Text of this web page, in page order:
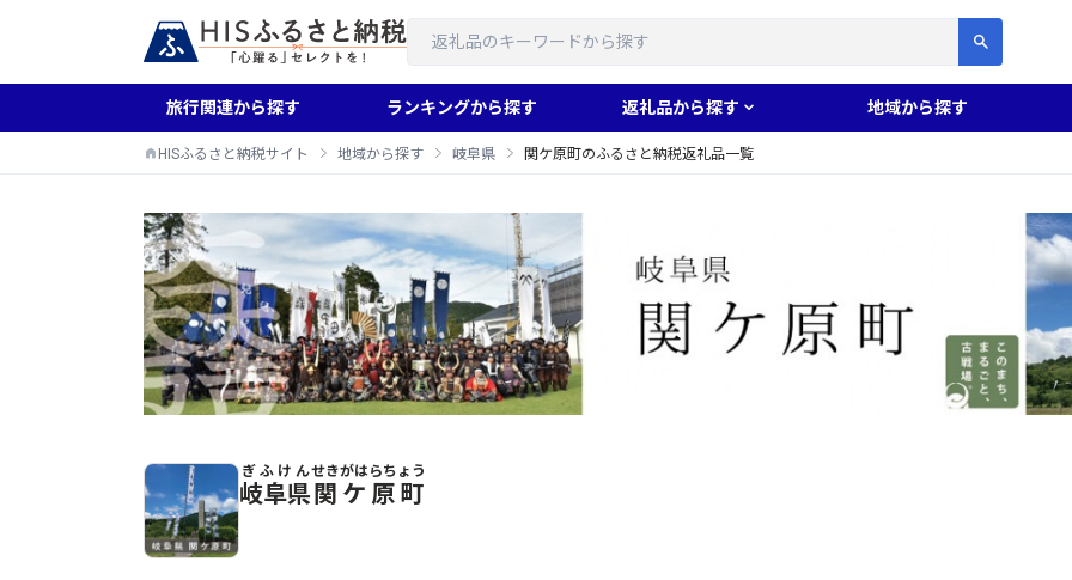
旅行関連から探す ランキングから探す 返礼品から探す 地域から探す
HISふるさと納税サイト 地域から探す 岐阜県 関ケ原町のふるさと納税返礼品一覧
関ケ原町のふるさと納税返礼品一覧
岐阜県
ぎふけん
関ケ原町
せきがはらちょう